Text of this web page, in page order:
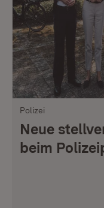
Polizei
Neue
beim